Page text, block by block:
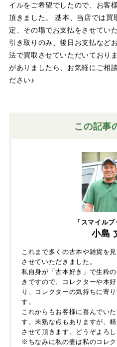
イルをご希望でしたので、お客
頂きました。 基本、当店では買
定、その場でお支払をさせてい
引き取りのみ、後日お支払など
法で買取させていただいており
がありましたら、お気軽にご相
ださい♪
この記事
「スマイル
小島
これまで多くの古本や雑貨を
させていただきました。
私自身が「古本好き」で生粋
きですので、コレクターや本
り、コレクターの気持ちに寄
す。
これからもお客様に喜んでい
す。未熟な点もありますが、
させて頂きます。どうぞよろ
※ちなみに私の妻は私のコレ